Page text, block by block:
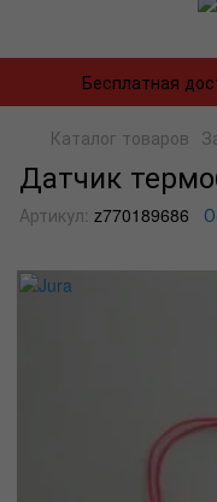
Бесплатная
Каталог товаров
Датчик
Артикул: z770189686